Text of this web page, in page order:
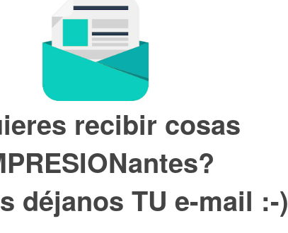
recibir cosas
déjanos TU e-mail :-)